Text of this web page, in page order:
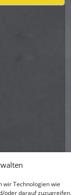
wir Technologien wie
oder darauf zuzugreifen.